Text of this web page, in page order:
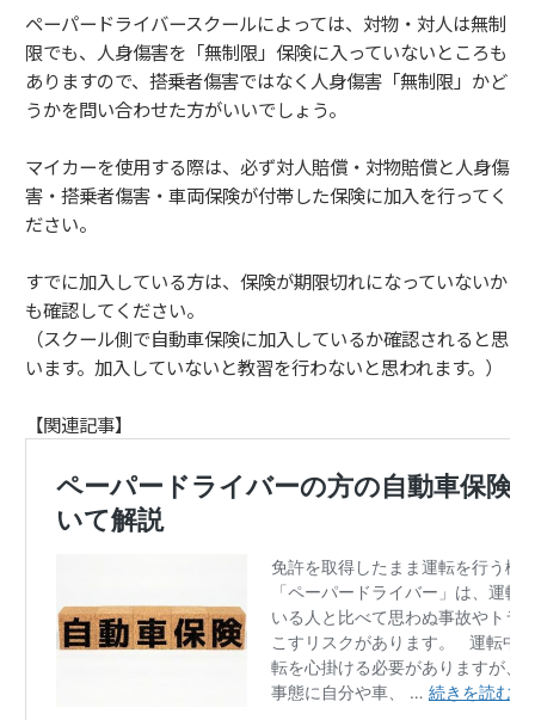
ペーパードライバースクールによっては、対物・対人は無制
限でも、人身傷害を「無制限」保険に入っていないところも
ありますので、搭乗者傷害ではなく人身傷害「無制限」かど
うかを問い合わせた方がいいでしょう。
マイカーを使用する際は、必ず対人賠償・対物賠償と人身傷
害・搭乗者傷害・車両保険が付帯した保険に加入を行ってく
ださい。
すでに加入している方は、保険が期限切れになっていないか
も確認してください。
（スクール側で自動車保険に加入しているか確認されると思
います。加入していないと教習を行わないと思われます。）
【関連記事】